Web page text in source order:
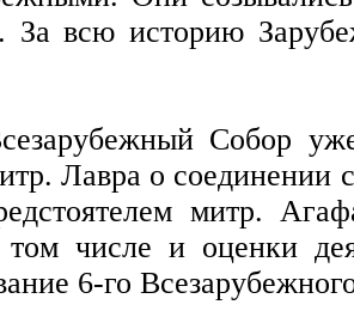
За всю историю
Собор
Лавра о соединении
митр.
числе и оценки
6-го